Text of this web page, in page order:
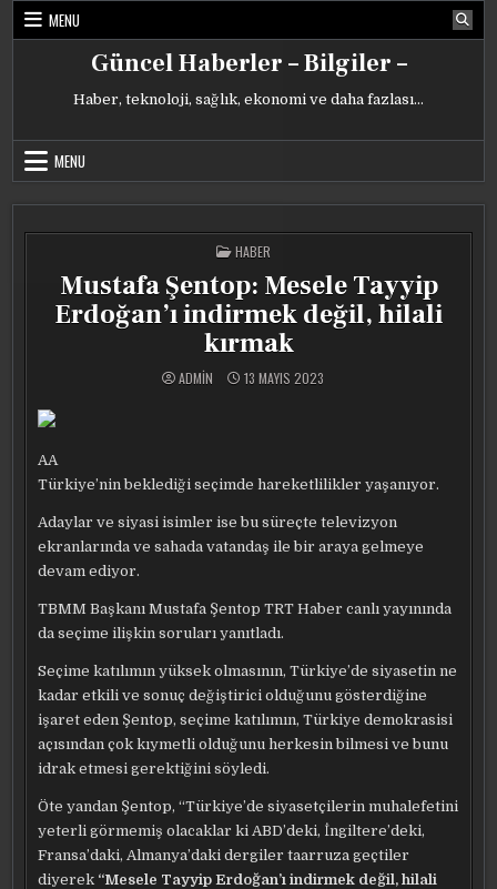
Skip
MENU
Güncel Haberler – Bilgiler –
Haber, teknoloji, sağlık, ekonomi ve daha fazlası…
MENU
POSTED
IN
HABER
Mustafa Şentop: Mesele Tayyip
Erdoğan’ı indirmek değil, hilali
kırmak
ADMIN 13 MAYIS 2023
AA
Türkiye’nin beklediği seçimde hareketlilikler yaşanıyor.
Adaylar ve siyasi isimler ise bu süreçte televizyon
ekranlarında ve sahada vatandaş ile bir araya gelmeye
devam ediyor.
TBMM Başkanı Mustafa Şentop TRT Haber canlı yayınında
da seçime ilişkin soruları yanıtladı.
Seçime katılımın yüksek olmasının, Türkiye’de siyasetin ne
kadar etkili ve sonuç değiştirici olduğunu gösterdiğine
işaret eden Şentop, seçime katılımın, Türkiye demokrasisi
açısından çok kıymetli olduğunu herkesin bilmesi ve bunu
idrak etmesi gerektiğini söyledi.
Öte yandan Şentop, “Türkiye’de siyasetçilerin muhalefetini
yeterli görmemiş olacaklar ki ABD’deki, İngiltere’deki,
Fransa’daki, Almanya’daki dergiler taarruza geçtiler
diyerek “Mesele Tayyip Erdoğan’ı indirmek değil, hilali